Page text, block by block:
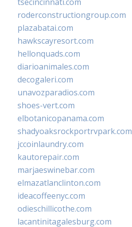
roderconstructiongroup.com
plazabatai.com
hawkscayresort.com
hellonquads.com
diarioanimales.com
decogaleri.com
unavozparadios.com
shoes-vert.com
elbotanicopanama.com
shadyoaksrockportrvpark.com
jccoinlaundry.com
kautorepair.com
marjaeswinebar.com
elmazatlanclinton.com
ideacoffeenyc.com
odieschillicothe.com
lacantinitagalesburg.com